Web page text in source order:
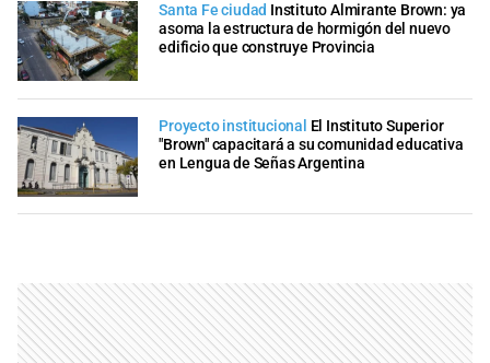
Santa Fe ciudad Instituto Almirante Brown: ya
asoma la estructura de hormigón del nuevo
edificio que construye Provincia
Proyecto institucional El Instituto Superior
"Brown" capacitará a su comunidad educativa
en Lengua de Señas Argentina